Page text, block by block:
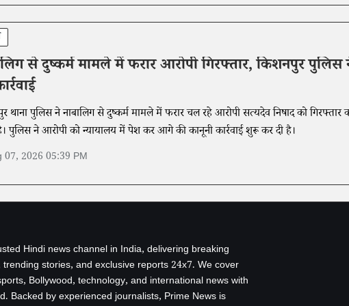
से दुष्कर्म मामले में फरार आरोपी गिरफ्तार, किशनपुर पुलिस
थाना पुलिस ने नाबालिग से दुष्कर्म मामले में फरार चल रहे आरोपी सत्यदेव निषाद को गिरफ्तार
पुलिस ने आरोपी को न्यायालय में पेश कर आगे की कानूनी कार्रवाई शुरू कर दी है।
07, 2026 05:39 PM
Hindi news channel in India, delivering breaking
stories, and exclusive reports 24x7. We cover
Bollywood, technology, and international news with
Backed by experienced journalists, Prime News is